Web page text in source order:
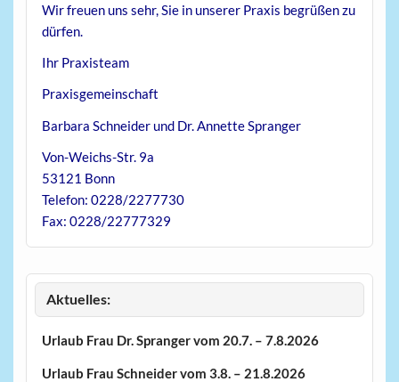
Wir freuen uns sehr, Sie in unserer Praxis begrüßen zu
dürfen.
Ihr Praxisteam
Praxisgemeinschaft
Barbara Schneider und Dr. Annette Spranger
Von-Weichs-Str. 9a
53121 Bonn
Telefon: 0228/2277730
Fax: 0228/22777329
Aktuelles:
Urlaub Frau Dr. Spranger vom 20.7. – 7.8.2026
Urlaub Frau Schneider vom 3.8. – 21.8.2026